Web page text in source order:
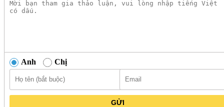
Bản vẽ kỹ thuật Bồn cầu điện tử TOTO
Anh Chị
GỬI